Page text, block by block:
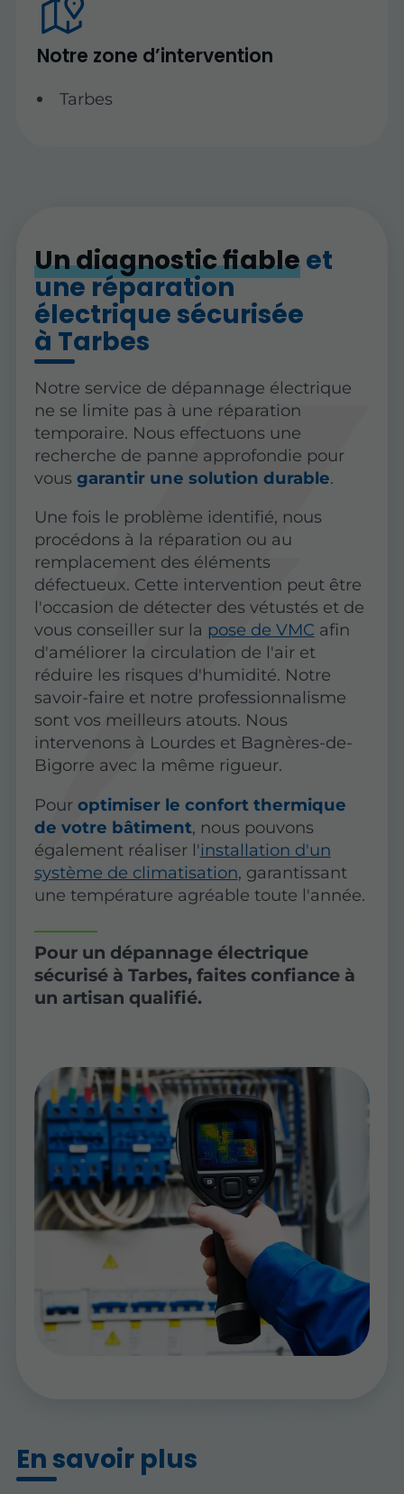
Notre zone d’intervention
Tarbes
Un diagnostic fiableet
une réparation
électrique sécurisée
à Tarbes
Notre service de dépannage électrique
ne se limite pas à une réparation
temporaire. Nous effectuons une
recherche de panne approfondie pour
vous garantir une solution durable.
Une fois le problème identifié, nous
procédons à la réparation ou au
remplacement des éléments
défectueux. Cette intervention peut être
l'occasion de détecter des vétustés et de
vous conseiller sur la pose de VMC afin
d'améliorer la circulation de l'air et
réduire les risques d'humidité. Notre
savoir-faire et notre professionnalisme
sont vos meilleurs atouts. Nous
intervenons à Lourdes et Bagnères-de-
Bigorre avec la même rigueur.
Pour optimiser le confort thermique
de votre bâtiment, nous pouvons
également réaliser l'installation d'un
système de climatisation, garantissant
une température agréable toute l'année.
Pour un dépannage électrique
sécurisé à Tarbes, faites confiance à
un artisan qualifié.
En savoir plus